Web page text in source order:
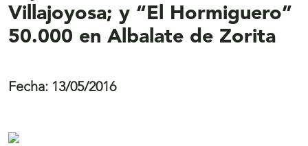
Villajoyosa; y “El Hormiguero”
50.000 en Albalate de Zorita
Fecha: 13/05/2016